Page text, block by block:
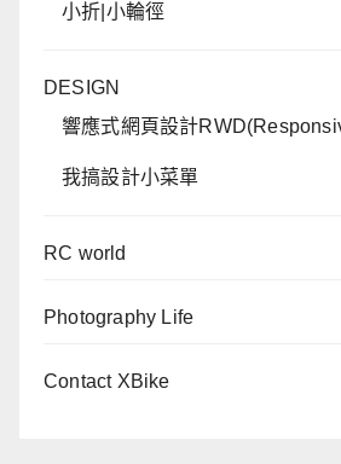
小折|小輪徑
DESIGN
響應式網頁設計
我搞設計小菜單
RC world
Photography Life
Contact XBike